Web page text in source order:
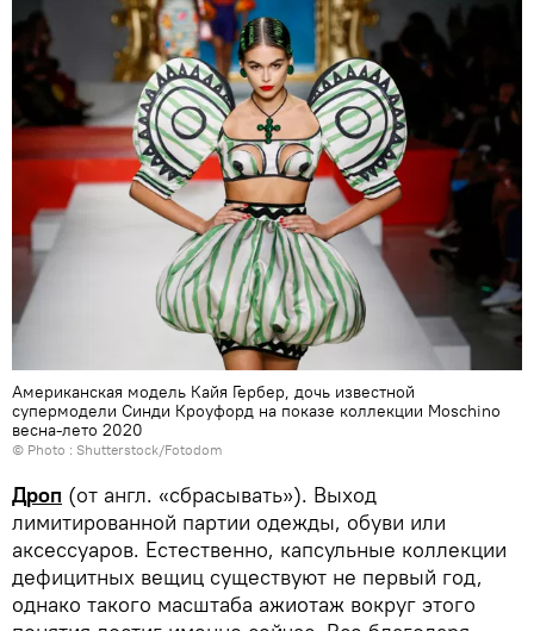
Американская модель Кайя Гербер, дочь известной
супермодели Синди Кроуфорд на показе коллекции Moschino
весна-лето 2020
© Photo : Shutterstock/Fotodom
Дроп (от англ. «сбрасывать»). Выход
лимитированной партии одежды, обуви или
аксессуаров. Естественно, капсульные коллекции
дефицитных вещиц существуют не первый год,
однако такого масштаба ажиотаж вокруг этого